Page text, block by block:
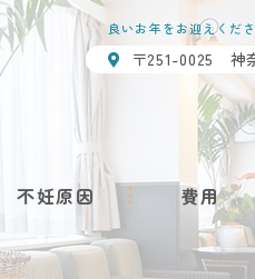
良いお年をお迎えくだ
〒251-0025 神
不妊原因 費用